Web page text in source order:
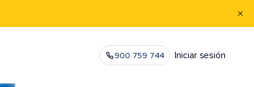
900 759 744 Iniciar sesión